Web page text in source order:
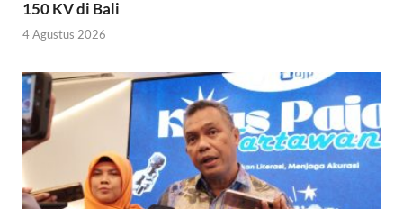
150 KV di Bali
4 Agustus 2026